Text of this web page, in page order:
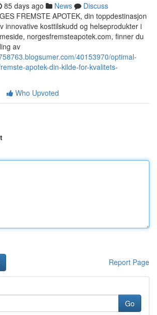
85 days ago News
Discuss
FREMSTE APOTEK, din toppdestinasjon
innovative kosttilskudd og helseprodukter i
norgesfremsteapotek.com, finner du
av
40153970/optimal-
apotek-din-kilde-for-kvalitets-
Who Upvoted
Report Page
Go